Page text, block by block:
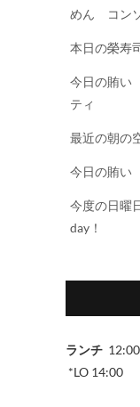
めん コン
本日の榮寿
今日の賄い
ティ
最近の朝の
今日の賄
今度の日曜
day！
ランチ
*LO 14:00